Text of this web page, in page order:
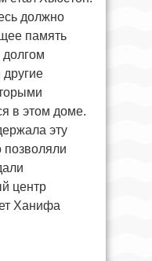
должно
память
другие
в этом доме.
эту
позволяли
центр
Ханифа